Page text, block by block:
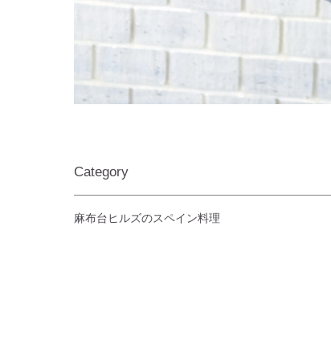
Category
麻布台ヒルズのスペイン料理